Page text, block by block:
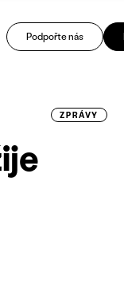
Podpořte nás
ZPRÁVY